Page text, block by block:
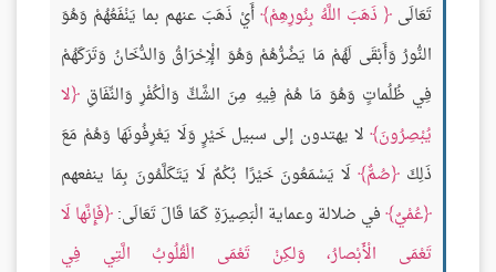
تَعَالَى ذَهَبَ اللَّهُ بِنُورِهِمْ أَيْ ذَهَبَ عنهم بما يَنْفَعُهُمْ وَهُوَ
النُّورُ وَأَبْقَى لَهُمْ مَا يَضُرُّهُمْ وَهُوَ الْإِحْرَاقُ وَالدُّخَانُ وَتَرَكَهُمْ
فِي ظُلُماتٍ وَهُوَ مَا هُمْ فِيهِ مِنَ الشَّكِّ وَالْكُفْرِ وَالنِّفَاقِ لا
يُبْصِرُونَ لا يهتدون إلى سبيل خَيْرٍ وَلَا يَعْرِفُونَهَا وَهُمْ مَعَ
ذَلِكَ صُمٌّ لَا يَسْمَعُونَ خَيْرًا بُكْمٌ لَا يَتَكَلَّمُونَ بِمَا ينفعهم
عُمْيٌ في ضلالة وعماية الْبَصِيرَةِ كَمَا قَالَ تَعَالَى: فَإِنَّها لَا
تَعْمَى الْأَبْصارُ، وَلكِنْ تَعْمَى الْقُلُوبُ الَّتِي فِي